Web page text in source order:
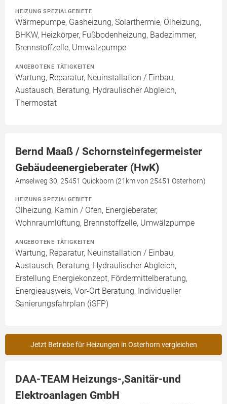
HEIZUNG SPEZIALGEBIETE
Wärmepumpe, Gasheizung, Solarthermie, Ölheizung,
BHKW, Heizkörper, Fußbodenheizung, Badezimmer,
Brennstoffzelle, Umwälzpumpe
ANGEBOTENE TÄTIGKEITEN
Wartung, Reparatur, Neuinstallation / Einbau,
Austausch, Beratung, Hydraulischer Abgleich,
Thermostat
Bernd Maaß / Schornsteinfegermeister
Gebäudeenergieberater (HwK)
Amselweg 30, 25451 Quickborn (21km von 25451 Osterhorn)
HEIZUNG SPEZIALGEBIETE
Ölheizung, Kamin / Ofen, Energieberater,
Wohnraumlüftung, Brennstoffzelle, Umwälzpumpe
ANGEBOTENE TÄTIGKEITEN
Wartung, Reparatur, Neuinstallation / Einbau,
Austausch, Beratung, Hydraulischer Abgleich,
Erstellung Energiekonzept, Fördermittelberatung,
Energieausweis, Vor-Ort Beratung, Individueller
Sanierungsfahrplan (iSFP)
Jetzt Betriebe für Heizungen in Osterhorn vergleichen
DAA-TEAM Heizungs-,Sanitär-und
Elektroanlagen GmbH